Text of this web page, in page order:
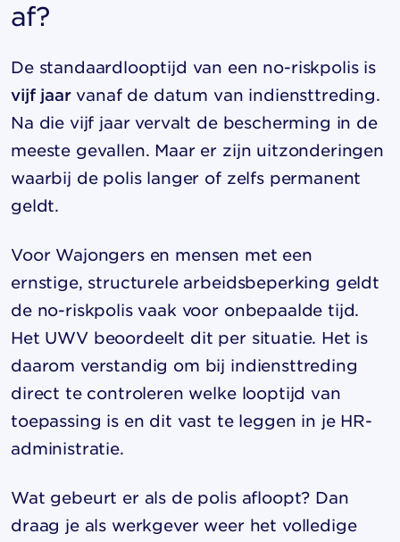
af?
De standaardlooptijd van een no-riskpolis is
vijf jaarvanaf de datum van indiensttreding.
Na die vijf jaar vervalt de bescherming in de
meeste gevallen. Maar er zijn uitzonderingen
waarbij de polis langer of zelfs permanent
geldt.
Voor Wajongers en mensen met een
ernstige, structurele arbeidsbeperking geldt
de no-riskpolis vaak voor onbepaalde tijd.
Het UWV beoordeelt dit per situatie. Het is
daarom verstandig om bij indiensttreding
direct te controleren welke looptijd van
toepassing is en dit vast te leggen in je HR-
administratie.
Wat gebeurt er als de polis afloopt? Dan
draag je als werkgever weer het volledige